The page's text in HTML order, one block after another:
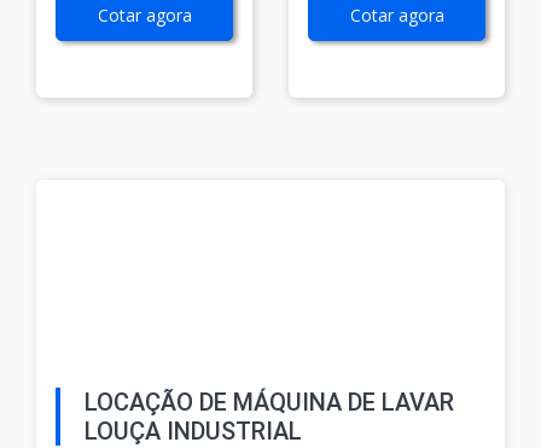
Cotar agora Cotar agora
LOCAÇÃO DE MÁQUINA DE LAVAR
LOUÇA INDUSTRIAL